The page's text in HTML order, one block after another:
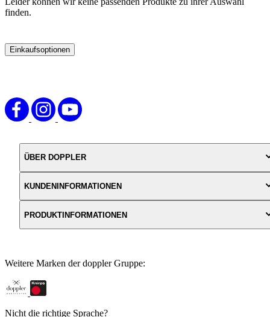
Einkaufsoptionen
finden.
ÜBER DOPPLER
KUNDENINFORMATIONEN
PRODUKTINFORMATIONEN
Weitere Marken der doppler Gruppe:
Nicht die richtige Sprache?